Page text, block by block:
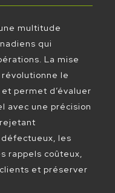
multitude
qui
La mise
le
permet d’évaluer
avec une précision
les
rappels coûteux,
et préserver